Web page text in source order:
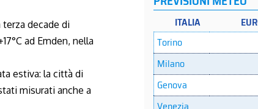
decade di
ad Emden, nella
estiva: la città di
misurati anche a